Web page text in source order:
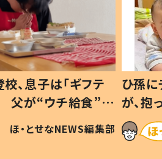
、息子は「ギフテ
父が“ウチ給食”を
由とは #令和の親
ほ・とせなNEWS編集部
ひ孫
が、
「涙が
い」